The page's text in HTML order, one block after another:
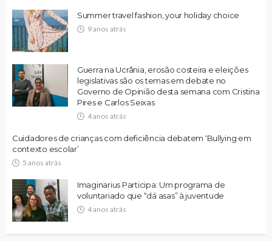
Summer travel fashion, your holiday choice
9 anos atrás
Guerra na Ucrânia, erosão costeira e eleições
legislativas são os temas em debate no
Governo de Opinião desta semana com Cristina
Pires e Carlos Seixas
4 anos atrás
Cuidadores de crianças com deficiência debatem ‘Bullying em
contexto escolar’
5 anos atrás
Imaginarius Participa: Um programa de
voluntariado que “dá asas” à juventude
4 anos atrás